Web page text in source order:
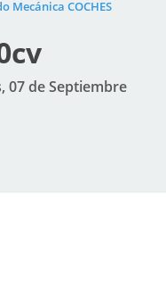
Mecánica COCHES
07 de Septiembre